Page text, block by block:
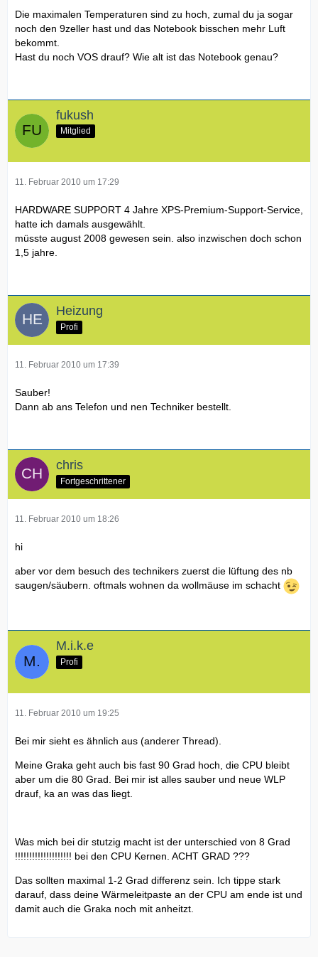
Die maximalen Temperaturen sind zu hoch, zumal du ja sogar
noch den 9zeller hast und das Notebook bisschen mehr Luft
bekommt.
Hast du noch VOS drauf? Wie alt ist das Notebook genau?
fukush
Mitglied
11. Februar 2010 um 17:29
HARDWARE SUPPORT 4 Jahre XPS-Premium-Support-Service,
hatte ich damals ausgewählt.
müsste august 2008 gewesen sein. also inzwischen doch schon
1,5 jahre.
Heizung
Profi
11. Februar 2010 um 17:39
Sauber!
Dann ab ans Telefon und nen Techniker bestellt.
chris
Fortgeschrittener
11. Februar 2010 um 18:26
hi
aber vor dem besuch des technikers zuerst die lüftung des nb
saugen/säubern. oftmals wohnen da wollmäuse im schacht
M.i.k.e
Profi
11. Februar 2010 um 19:25
Bei mir sieht es ähnlich aus (anderer Thread).
Meine Graka geht auch bis fast 90 Grad hoch, die CPU bleibt
aber um die 80 Grad. Bei mir ist alles sauber und neue WLP
drauf, ka an was das liegt.
Was mich bei dir stutzig macht ist der unterschied von 8 Grad
!!!!!!!!!!!!!!!!!!!! bei den CPU Kernen. ACHT GRAD ???
Das sollten maximal 1-2 Grad differenz sein. Ich tippe stark
darauf, dass deine Wärmeleitpaste an der CPU am ende ist und
damit auch die Graka noch mit anheitzt.